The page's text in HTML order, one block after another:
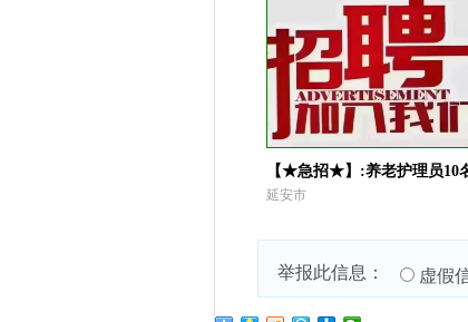
【★急招★】:养老护理员10
延安市
举报此信息： 虚假